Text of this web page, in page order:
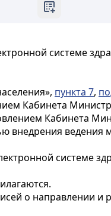
системе
пункта 7,
Кабинета
Кабинета
внедрения ведения
системе
о направлении и